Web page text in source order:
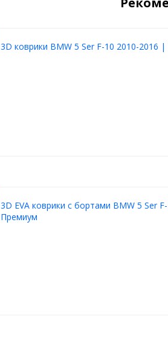
3D коврики BMW 5 Ser F-10 2010-2016
3D EVA коврики с бортами BMW 5 Ser
Премиум